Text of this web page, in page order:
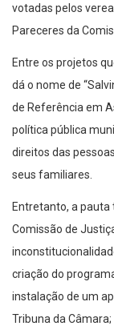
votadas pelos
Pareceres da
Entre os projetos
dá o nome de
de Referência em
política pública
direitos das
seus familiares.
Entretanto, a
Comissão de
criação do
instalação de um
Tribuna da